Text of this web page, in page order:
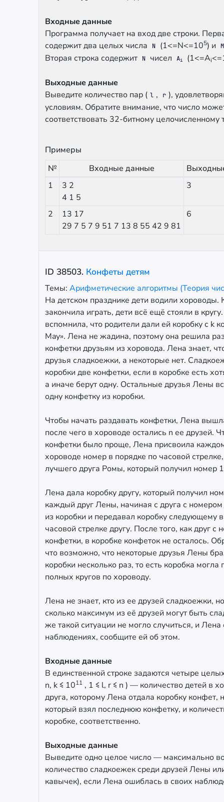
Входные данные
Программа получает на вход две строки.
содержит два целых числа
N (1<=N<=105) и M
Вторая строка содержит N чисел Ai (1<=Ai
Выходные данные
Выведите количество пар ( l , r ),
условиям. Обратите внимание, что число
соответствовать 32-битному целочисленному
Примеры
№
Входные данные
1
3 2
4 1 5
3
2
13 17
29 7 5 7 9 51 7 13 8 55 42 9 81
6
ID 38503. Конфеты детям
Темы: Арифметические алгоритмы (Теория
На детском празднике дети водили хороводы.
закончила играть, дети всё ещё стояли в
вспомнила, что родители дали ей коробку с k
May». Лена не жадина, поэтому она решила
конфетки друзьям из хоровода. Лена знает,
друзья сладкоежки, а некоторые нет.
коробки две конфетки, если в коробке есть
а иначе берут одну. Остальные друзья Лены
одну конфетку из коробки.
Чтобы начать раздавать конфетки, Лена
после чего в хороводе остались n ее друзей.
конфетки было проще, Лена присвоила
хороводе номер в порядке по часовой
лучшего друга Ромы, который получил номер
Лена дала коробку другу, который получил
каждый друг Лены, начиная с друга с
из коробки и передавал коробку следующему
часовой стрелке другу. После того, как друг с
конфетки, в коробке конфеток не осталось.
что возможно, что некоторые друзья Лены
коробки несколько раз, то есть коробка могла
полных кругов по хороводу.
Лена не знает, кто из ее друзей сладкоежки,
сколько максимум из её друзей могут быть
же такой ситуации не могло случиться, и
наблюдениях, сообщите ей об этом.
Входные данные
В единственной строке задаются четыре
n, k ≤ 1011 , 1 ≤ l, r ≤ n ) — количество детей в
друга, которому Лена отдала коробку конфет,
который взял последнюю конфетку, и
коробке, соответственно.
Выходные данные
Выведите одно целое число — максимально
количество сладкоежек среди друзей Лены
кавычек), если Лена ошиблась в своих